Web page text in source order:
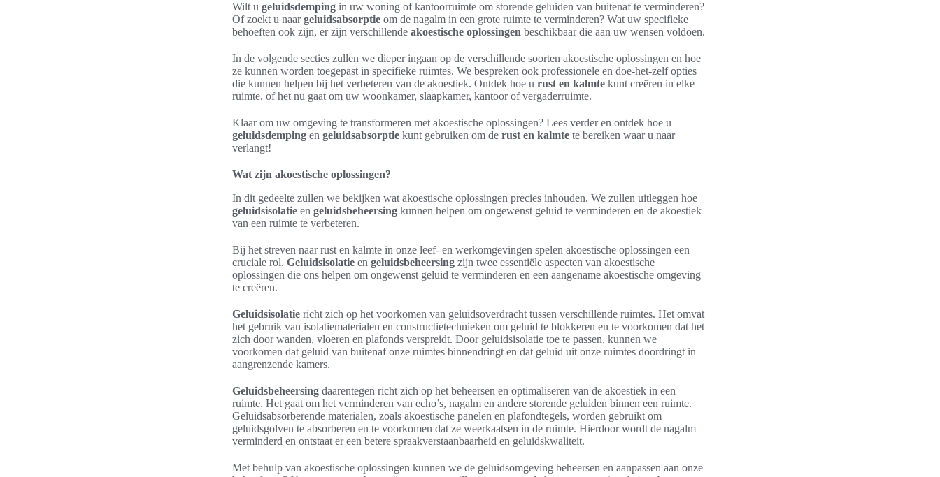
Wilt u geluidsdemping in uw woning of kantoorruimte om storende geluiden van buitenaf te verminderen?
Of zoekt u naargeluidsabsorptie om de nagalm in een grote ruimte te verminderen? Wat uw specifieke
behoeften ook zijn, er zijn verschillende akoestische oplossingen beschikbaar die aan uw wensen voldoen.
In de volgende secties zullen we dieper ingaan op de verschillende soorten akoestische oplossingen en hoe
ze kunnen worden toegepast in specifieke ruimtes. We bespreken ook professionele en doe-het-zelf opties
die kunnen helpen bij het verbeteren van de akoestiek. Ontdek hoe u rust en kalmte kunt creëren in elke
ruimte, of het nu gaat om uw woonkamer, slaapkamer, kantoor of vergaderruimte.
Klaar om uw omgeving te transformeren met akoestische oplossingen? Lees verder en ontdek hoe u
geluidsdemping en geluidsabsorptie kunt gebruiken om de rust en kalmte te bereiken waar u naar
verlangt!
Wat zijn akoestische oplossingen?
In dit gedeelte zullen we bekijken wat akoestische oplossingen precies inhouden. We zullen uitleggen hoe
geluidsisolatie en geluidsbeheersing kunnen helpen om ongewenst geluid te verminderen en de akoestiek
van een ruimte te verbeteren.
Bij het streven naar rust en kalmte in onze leef- en werkomgevingen spelen akoestische oplossingen een
cruciale rol. Geluidsisolatie en geluidsbeheersing zijn twee essentiële aspecten van akoestische
oplossingen die ons helpen om ongewenst geluid te verminderen en een aangename akoestische omgeving
te creëren.
Geluidsisolatie richt zich op het voorkomen van geluidsoverdracht tussen verschillende ruimtes. Het omvat
het gebruik van isolatiematerialen en constructietechnieken om geluid te blokkeren en te voorkomen dat het
zich door wanden, vloeren en plafonds verspreidt. Door geluidsisolatie toe te passen, kunnen we
voorkomen dat geluid van buitenaf onze ruimtes binnendringt en dat geluid uit onze ruimtes doordringt in
aangrenzende kamers.
Geluidsbeheersing daarentegen richt zich op het beheersen en optimaliseren van de akoestiek in een
ruimte. Het gaat om het verminderen van echo’s, nagalm en andere storende geluiden binnen een ruimte.
Geluidsabsorberende materialen, zoals akoestische panelen en plafondtegels, worden gebruikt om
geluidsgolven te absorberen en te voorkomen dat ze weerkaatsen in de ruimte. Hierdoor wordt de nagalm
verminderd en ontstaat er een betere spraakverstaanbaarheid en geluidskwaliteit.
Met behulp van akoestische oplossingen kunnen we de geluidsomgeving beheersen en aanpassen aan onze